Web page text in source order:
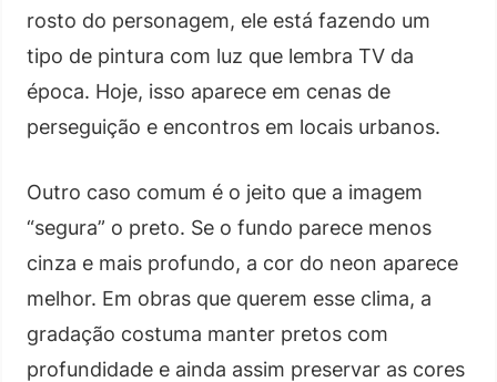
rosto do personagem, ele está fazendo um
tipo de pintura com luz que lembra TV da
época. Hoje, isso aparece em cenas de
perseguição e encontros em locais urbanos.
Outro caso comum é o jeito que a imagem
“segura” o preto. Se o fundo parece menos
cinza e mais profundo, a cor do neon aparece
melhor. Em obras que querem esse clima, a
gradação costuma manter pretos com
profundidade e ainda assim preservar as cores